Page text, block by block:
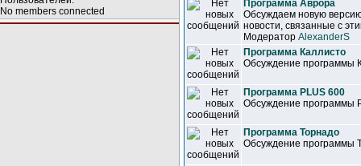
No members connected
Программа Аврора
Обсуждаем новую
новости, связанные с
Модератор AlexanderS
Программа Каллисто
Обсуждение программы
Программа PLUS 600
Обсуждение программы
Программа Торнадо
Обсуждение программы